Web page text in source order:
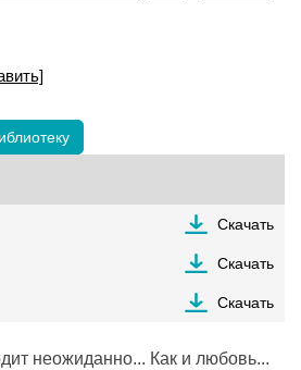
Скачать
Скачать
Скачать
неожиданно... Как и любовь...